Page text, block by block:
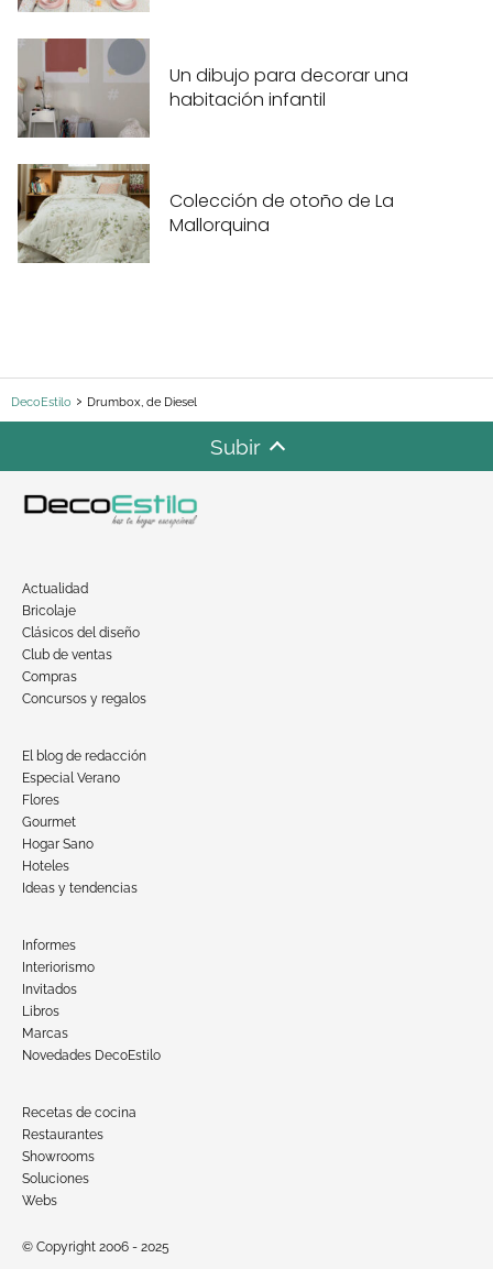
Un dibujo para decorar una
habitación infantil
Colección de otoño de La
Mallorquina
DecoEstilo Drumbox, de Diesel
Subir
Actualidad
Bricolaje
Clásicos del diseño
Club de ventas
Compras
Concursos y regalos
El blog de redacción
Especial Verano
Flores
Gourmet
Hogar Sano
Hoteles
Ideas y tendencias
Informes
Interiorismo
Invitados
Libros
Marcas
Novedades DecoEstilo
Recetas de cocina
Restaurantes
Showrooms
Soluciones
Webs
© Copyright 2006 - 2025